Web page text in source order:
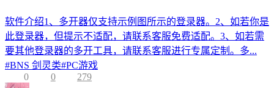
软件介绍1、多开器仅支持示例图所示的登录器。2、如若你是
此登录器，但提示不适配，请联系客服免费适配。3、如若需
要其他登录器的多开工具，请联系客服进行专属定制。多...
#BNS 剑灵类#PC游戏
0
0 279